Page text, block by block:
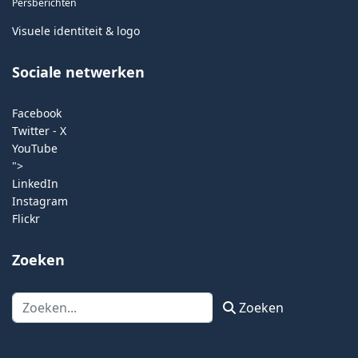
Persberichten
Visuele identiteit & logo
Sociale netwerken
Facebook
Twitter - X
YouTube
">
LinkedIn
Instagram
Flickr
Zoeken
Zoeken Zoeken